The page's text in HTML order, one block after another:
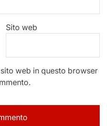
Sito web
web in questo browser